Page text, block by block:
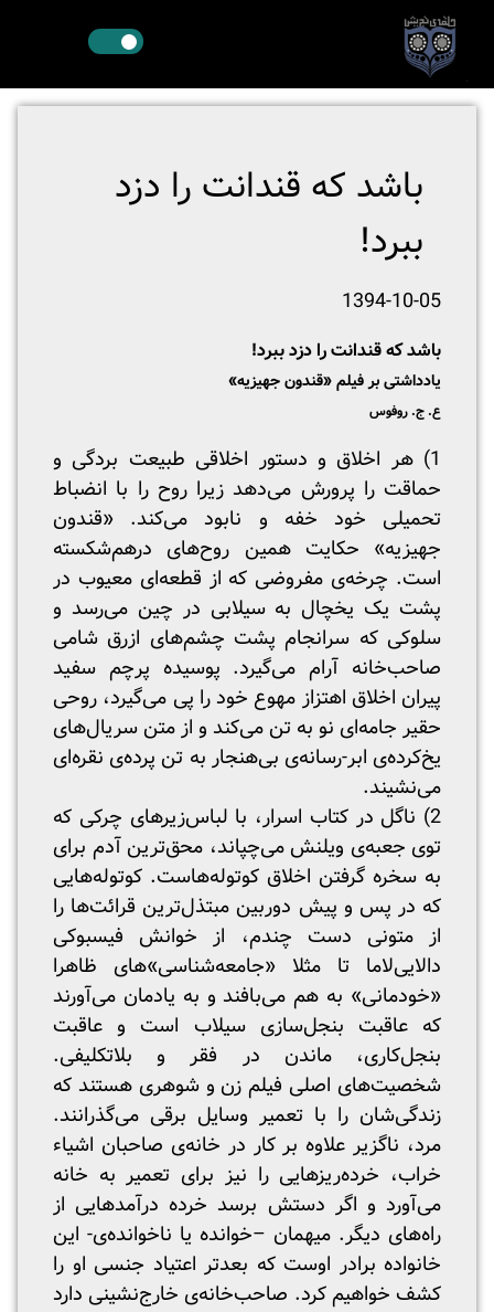
باشد که قندانت را دزد
ببرد!
1394-10-05
باشد که قندانت را دزد ببرد!
یادداشتی بر فیلم «قندون جهیزیه»
ع. ج. روفوس
1) هر اخلاق و دستور اخلاقی طبیعت بردگی و
حماقت را پرورش می‌دهد زیرا روح را با انضباط
تحمیلی خود خفه و نابود می‌کند. «قندون
جهیزیه» حکایت همین روح‌های درهم‌شکسته
است. چرخه‌ی مفروضی که از قطعه‌ای معیوب در
پشت یک یخچال به سیلابی در چین می‌رسد و
سلوکی که سرانجام پشت چشم‌های ازرق شامی
صاحب‌خانه آرام می‌گیرد. پوسیده پرچم سفید
پیران اخلاق اهتزاز مهوع خود را پی می‌گیرد، روحی
حقیر جامه‌ای نو به تن می‌کند و از متن سریال‌های
یخ‌کرده‌ی ابر-رسانه‌ی بی‌هنجار به تن پرده‌ی نقره‌ای
می‌نشیند.
2) ناگل در کتاب اسرار، با لباس‌زیرهای چرکی که
توی جعبه‌ی ویلنش می‌چپاند، محق‌ترین آدم برای
به سخره گرفتن اخلاق کوتوله‌هاست. کوتوله‌هایی
که در پس و پیش دوربین مبتذل‌ترین قرائت‌ها را
از متونی دست چندم، از خوانش فیسبوکی
دالایی‌لاما تا مثلا «جامعه‌شناسی»های ظاهرا
«خودمانی» به هم می‌بافند و به یادمان می‌آورند
که عاقبت بنجل‌سازی سیلاب است و عاقبت
بنجل‌کاری، ماندن در فقر و بلاتکلیفی.
شخصیت‌های اصلی فیلم زن و شوهری هستند که
زندگی‌شان را با تعمیر وسایل برقی می‌گذرانند.
مرد، ناگزیر علاوه بر کار در خانه‌ی صاحبان اشیاء
خراب، خرده‌ریزهایی را نیز برای تعمیر به خانه
می‌آورد و اگر دستش برسد خرده درآمدهایی از
راه‌های دیگر. میهمان –خوانده یا ناخوانده‌ی- این
خانواده برادر اوست که بعدتر اعتیاد جنسی او را
کشف خواهیم کرد. صاحب‌خانه‌ی خارج‌نشینی دارد